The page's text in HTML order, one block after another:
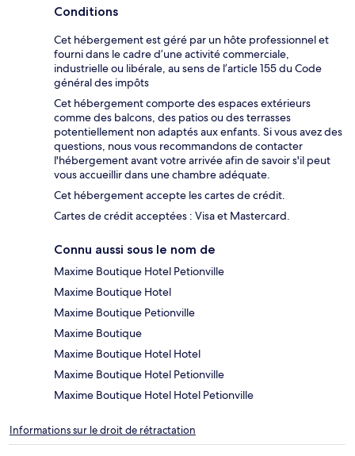
Conditions
Cet hébergement est géré par un hôte professionnel et
fourni dans le cadre d’une activité commerciale,
industrielle ou libérale, au sens de l’article 155 du Code
général des impôts
Cet hébergement comporte des espaces extérieurs
comme des balcons, des patios ou des terrasses
potentiellement non adaptés aux enfants. Si vous avez des
questions, nous vous recommandons de contacter
l'hébergement avant votre arrivée afin de savoir s'il peut
vous accueillir dans une chambre adéquate.
Cet hébergement accepte les cartes de crédit.
Cartes de crédit acceptées : Visa et Mastercard.
Connu aussi sous le nom de
Maxime Boutique Hotel Petionville
Maxime Boutique Hotel
Maxime Boutique Petionville
Maxime Boutique
Maxime Boutique Hotel Hotel
Maxime Boutique Hotel Petionville
Maxime Boutique Hotel Hotel Petionville
Informations sur le droit de rétractation